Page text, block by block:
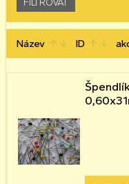
Název arrow_upward arrow_downward ID arrow_upward arrow_downward